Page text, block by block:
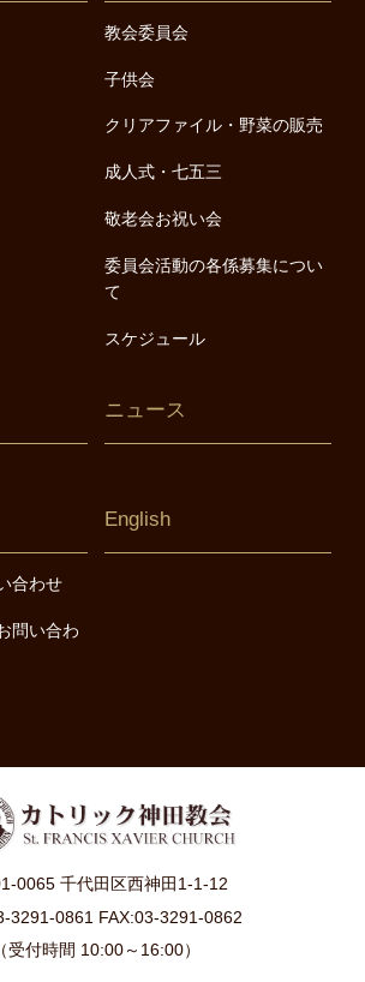
教会委員会
子供会
クリアファイル・野菜の販売
成人式・七五三
敬老会お祝い会
委員会活動の各係募集につい
て
スケジュール
ニュース
合わせ
問い合わ
English
0065 千代田区西神田1-1-12
3291-0861 FAX:03-3291-0862
（受付時間 10:00～16:00）